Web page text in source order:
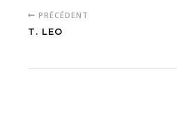
PRÉCÉDENT
T. LEO